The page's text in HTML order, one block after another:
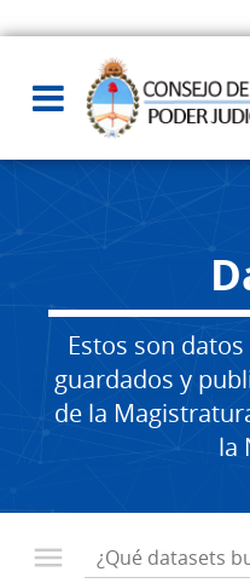
Estos son
guardados y
de la
la